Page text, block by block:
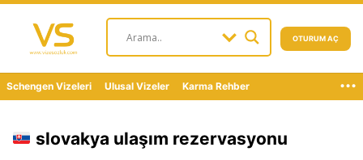
OTURUM AÇ
Schengen Vizeleri Ulusal Vizeler Karma Rehber ...
slovakya ulaşım rezervasyonu